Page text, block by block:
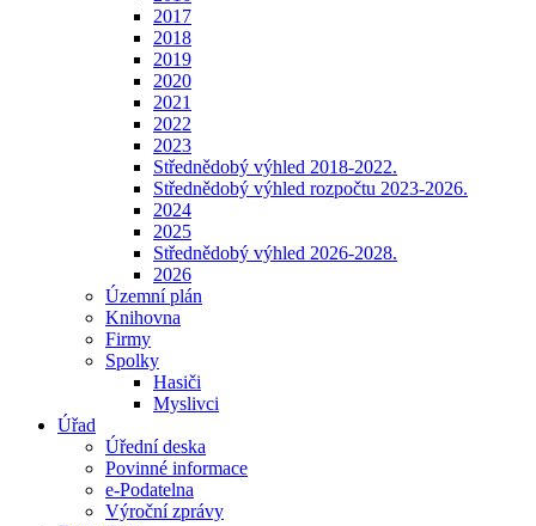
2017
2018
2019
2020
2021
2022
2023
Střednědobý výhled 2018-2022.
Střednědobý výhled rozpočtu 2023-2026.
2024
2025
Střednědobý výhled 2026-2028.
2026
Územní plán
Knihovna
Firmy
Spolky
Hasiči
Myslivci
Úřad
Úřední deska
Povinné informace
e-Podatelna
Výroční zprávy